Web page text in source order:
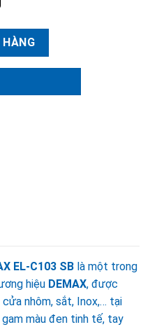
C103 SB số lượng
HÀNG
EL-C103 SB là một trong
hiệu DEMAX, được
nhôm, sắt, Inox,… tại
màu đen tinh tế, tay